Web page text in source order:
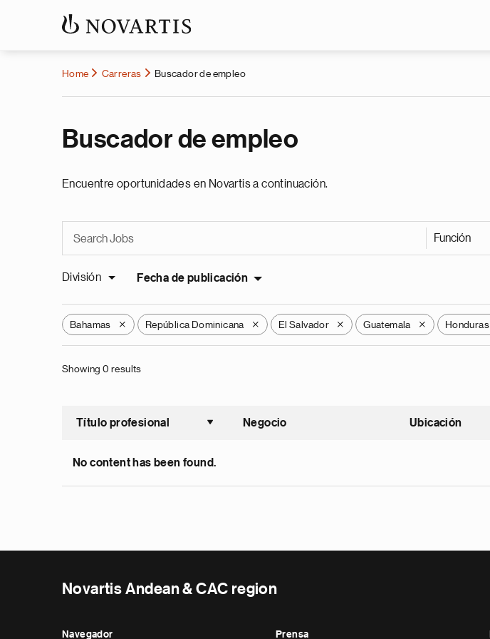
Home Carreras Buscador de empleo
Buscador de empleo
Encuentre oportunidades en Novartis a continuación.
Función
División Fecha de publicación
Bahamas X República Dominicana X El Salvador X Guatemala X Honduras
Showing 0 results
Título profesional
Ordenar ascendente
Negocio Ubicación
No content has been found.
Novartis Andean & CAC region
Navegador Prensa